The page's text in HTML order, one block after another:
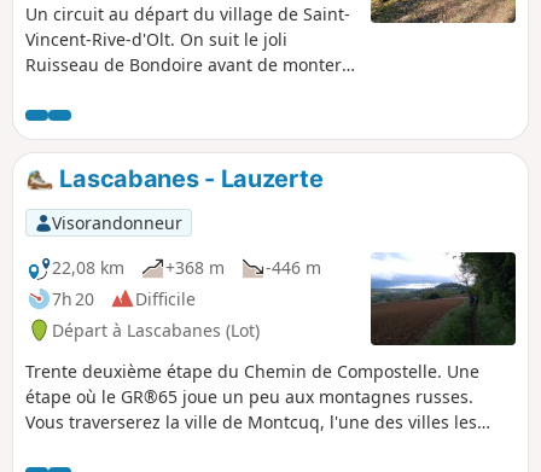
Un circuit au départ du village de Saint-
Vincent-Rive-d'Olt. On suit le joli
Ruisseau de Bondoire avant de monter
atteindre le plateau et le hameau des
Roques. La randonnée passe entre
chênes, vignes et truffières avant de
redescendre au village.
Lascabanes - Lauzerte
Visorandonneur
22,08 km
+368 m
-446 m
7h 20
Difficile
Départ à Lascabanes (Lot)
Trente deuxième étape du Chemin de Compostelle. Une
étape où le GR®65 joue un peu aux montagnes russes.
Vous traverserez la ville de Montcuq, l'une des villes les